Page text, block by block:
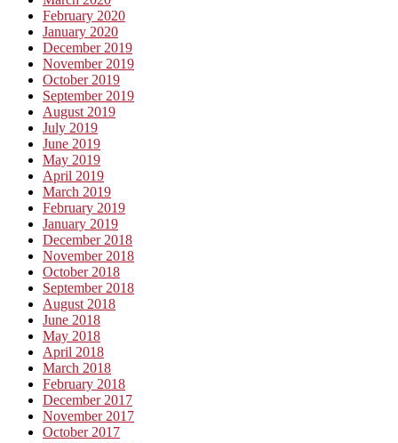
February 2020
January 2020
December 2019
November 2019
October 2019
September 2019
August 2019
July 2019
June 2019
May 2019
April 2019
March 2019
February 2019
January 2019
December 2018
November 2018
October 2018
September 2018
August 2018
June 2018
May 2018
April 2018
March 2018
February 2018
December 2017
November 2017
October 2017